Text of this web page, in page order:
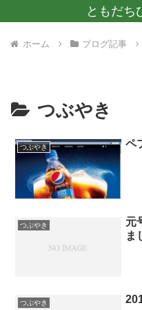
ともだち
ホーム ブログ記事
つぶやき
つぶやき ペ
つぶやき
元
ま
つぶやき